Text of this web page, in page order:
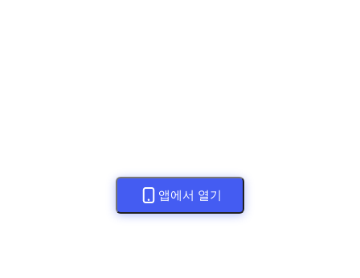
앱에서 열기